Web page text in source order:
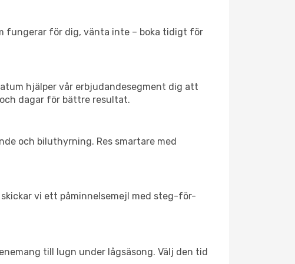
fungerar för dig, vänta inte – boka tidigt för
hjälper vår erbjudandesegment dig att
dagar för bättre resultat.
och biluthyrning. Res smartare med
vi ett påminnelsemejl med steg-för-
till lugn under lågsäsong. Välj den tid